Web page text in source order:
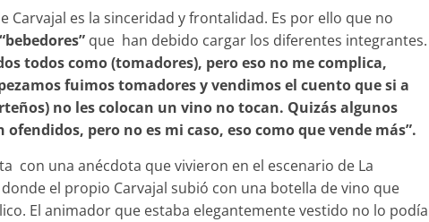
Carvajal es la sinceridad y frontalidad. Es por ello que no
“bebedores” que han debido cargar los diferentes integrantes.
todos como (tomadores), pero eso no me complica,
fuimos tomadores y vendimos el cuento que si a
no les colocan un vino no tocan. Quizás algunos
pero no es mi caso, eso como que vende más”.
con una anécdota que vivieron en el escenario de La
el propio Carvajal subió con una botella de vino que
El animador que estaba elegantemente vestido no lo podía